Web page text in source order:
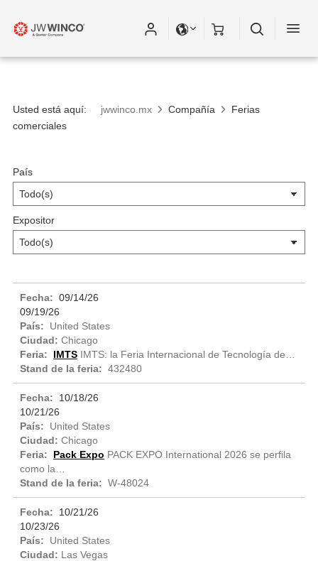
Usted está aquí: jwwinco.mx Compañía
Ferias
comerciales
País
Expositor
09/14/26
09/19/26
United States
Chicago
IMTS IMTS: la Feria Internacional de Tecnología de…
432480
10/18/26
10/21/26
United States
Chicago
Pack Expo PACK EXPO International 2026 se perfila
como la…
W-48024
10/21/26
10/23/26
United States
Las Vegas